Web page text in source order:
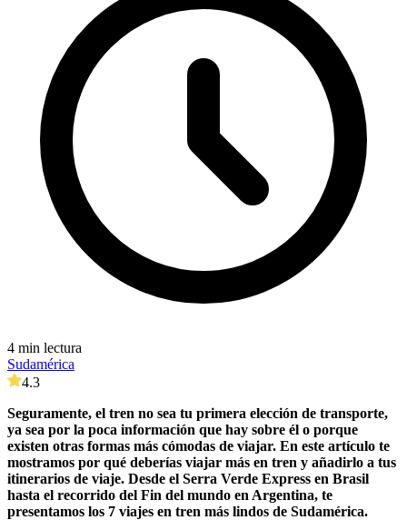
4 min lectura
Sudamérica
4.3
Seguramente, el tren no sea tu primera elección de transporte,
ya sea por la poca información que hay sobre él o porque
existen otras formas más cómodas de viajar. En este artículo te
mostramos por qué deberías viajar más en tren y añadirlo a tus
itinerarios de viaje. Desde el Serra Verde Express en Brasil
hasta el recorrido del Fin del mundo en Argentina, te
presentamos los 7 viajes en tren más lindos de Sudamérica.